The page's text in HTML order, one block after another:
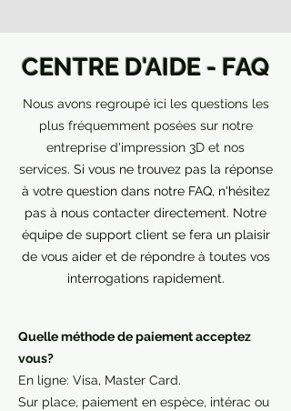
CENTRE D'AIDE - FAQ
Nous avons regroupé ici les questions les
plus fréquemment posées sur notre
entreprise d'impression 3D et nos
services. Si vous ne trouvez pas la réponse
à votre question dans notre FAQ, n'hésitez
pas à nous contacter directement. Notre
équipe de support client se fera un plaisir
de vous aider et de répondre à toutes vos
interrogations rapidement.
Quelle méthode de paiement acceptez
vous?
En ligne: Visa, Master Card.
Sur place, paiement en espèce, intérac ou